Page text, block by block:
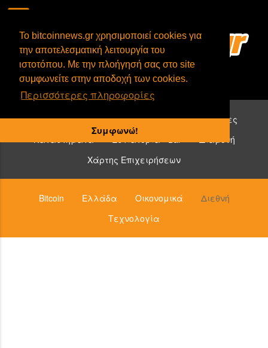
To bitcoinnews.gr χρησιμοποιεί cookies για
την αποτελεσματική λειτουργία του
ιστοτόπου. Με την πλοήγησή σας στο site
συμφωνείτε στην αποδοχή των cookies.
Περισσότερες πληροφορίες
Συμφωνώ!
Επιχειρήσεις που δέχονται bitcoin:
Υπηρεσίες
Καταστήματα
Εστιατόρια - Bar
Διαμονή
Χάρτης Επιχειρήσεων
Bitcoin Ελλάδα Οικονομικά
Διεθνή
Τεχνολογία